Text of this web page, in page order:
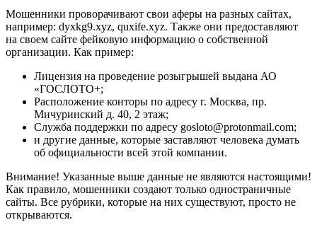
Мошенники проворачивают свои аферы на разных сайтах,
например: dyxkg9.xyz, quxife.xyz. Также они предоставляют
на своем сайте фейковую информацию о собственной
организации. Как пример:
Лицензия на проведение розыгрышей выдана АО
«ГОСЛОТО+;
Расположение конторы по адресу г. Москва, пр.
Мичуринский д. 40, 2 этаж;
Служба поддержки по адресу gosloto@protonmail.com;
и другие данные, которые заставляют человека думать
об официальности всей этой компании.
Внимание! Указанные выше данные не являются настоящими!
Как правило, мошенники создают только одностраничные
сайты. Все рубрики, которые на них существуют, просто не
открываются.